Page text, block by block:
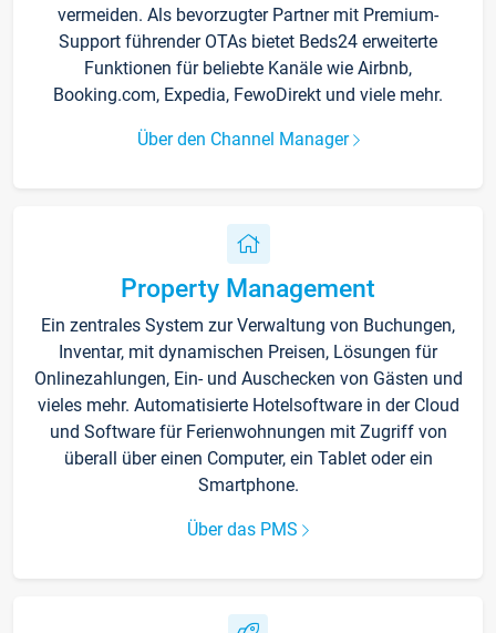
vermeiden. Als bevorzugter Partner mit Premium-
Support führender OTAs bietet Beds24 erweiterte
Funktionen für beliebte Kanäle wie Airbnb,
Booking.com, Expedia, FewoDirekt und viele mehr.
Über den Channel Manager
Property Management
Ein zentrales System zur Verwaltung von Buchungen,
Inventar, mit dynamischen Preisen, Lösungen für
Onlinezahlungen, Ein- und Auschecken von Gästen und
vieles mehr. Automatisierte Hotelsoftware in der Cloud
und Software für Ferienwohnungen mit Zugriff von
überall über einen Computer, ein Tablet oder ein
Smartphone.
Über das PMS